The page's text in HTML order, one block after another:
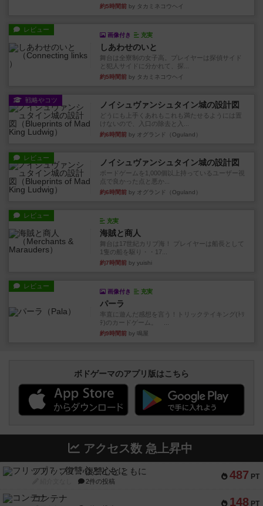
約5時間前 by タカミネコウヘイ
レビュー
画像付き 充実
しあわせのいと
舞台は全寮制の女子高。プレイヤーは探偵サイド
と犯人サイドに分かれて、探...
約5時間前 by タカミネコウヘイ
戦略やコツ ノイシュヴァンシュタイン城の設計図
どうにも上手くあれもこれも満たせるようには置
けないので、入口の除去と入...
約6時間前 by オグランド（Oguland）
レビュー ノイシュヴァンシュタイン城の設計図
ボードゲームを1,000個以上持っているユーザー視
点で良かった点と悪か...
約6時間前 by オグランド（Oguland）
レビュー
充実
海賊と商人
舞台は17世紀カリブ海！ プレイヤーは船長として
1隻の船を駆り・・17...
約7時間前 by yuishi
レビュー
画像付き 充実
パーラ
率直に遊んだ感想を言う！トリックテイキング(ﾄﾘ
ﾃ)のカードゲーム。 ...
約9時間前 by 鳴屋
ボドゲーマのアプリ版はこちら
アクセス数 急上昇中
487 PT
フリップ７：復讐心とともに
2件の投稿
148 PT
コンテナ